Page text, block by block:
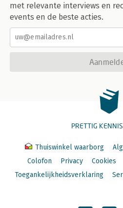
met relevante interviews en
events en de beste acties.
PRETTIG
Thuiswinkel waarborg
Colofon
Privacy Cookies
Toegankelijkheidsverklaring